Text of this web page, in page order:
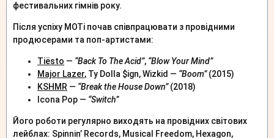
фестивальних гімнів року.
Після успіху MOTi почав співпрацювати з провідними
продюсерами та поп-артистами:
Tiësto — “Back To The Acid”, “Blow Your Mind”
Major Lazer, Ty Dolla $ign, Wizkid — “Boom”(2015)
KSHMR — “Break the House Down”(2018)
Icona Pop — “Switch”
Його роботи регулярно виходять на провідних світових
лейблах: Spinnin’ Records, Musical Freedom, Hexagon,